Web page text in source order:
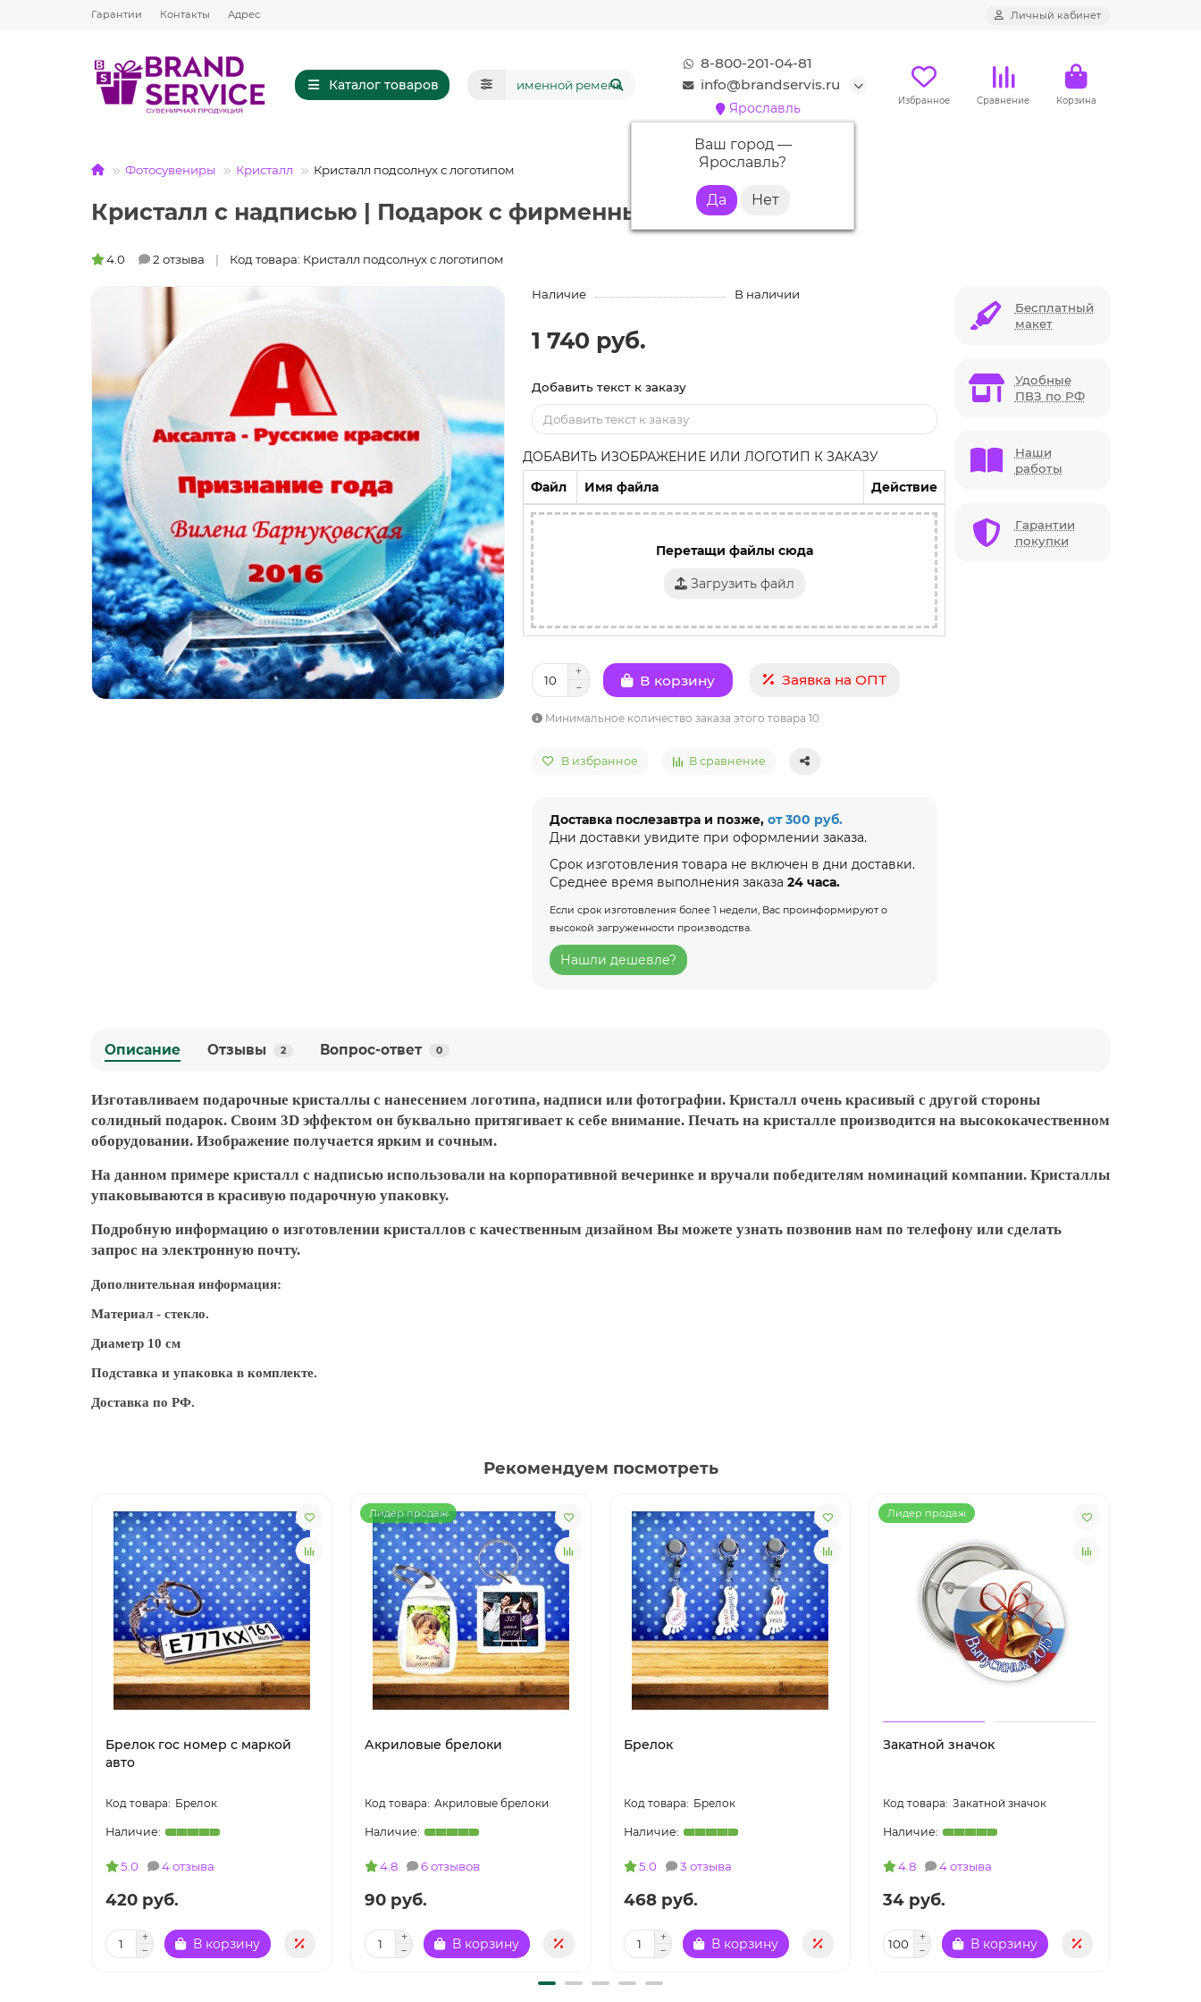
Гарантии Контакты Адрес Личный кабинет
Каталог товаров
8-800-201-04-81
info@brandservis.ru
Ярославль
Ваш город —
Ярославль?
Избранное Сравнение Корзина
Фотосувениры Кристалл Кристалл подсолнух с логотипом
Кристалл с надписью | Подарок с фирменным логотипом
4.0 2 отзыва Код товара: Кристалл подсолнух с логотипом
Наличие В наличии
1 740 руб.
Добавить текст к заказу
ДОБАВИТЬ ИЗОБРАЖЕНИЕ ИЛИ ЛОГОТИП К ЗАКАЗУ
Файл
Имя файла Действие
Перетащи файлы сюда
Загрузить файл
В корзину Заявка на ОПТ
Минимальное количество заказа этого товара 10
В избранное В сравнение
Доставка послезавтра и позже,от 300 руб.
Дни доставки увидите при оформлении заказа.
Срок изготовления товара не включен в дни доставки.
Среднее время выполнения заказа24 часа.
Если срок изготовления более 1 недели, Вас проинформируют о
высокой загруженности производства.
Нашли дешевле?
Бесплатный
макет
Удобные
ПВЗ по РФ
Наши
работы
Гарантии
покупки
Описание Отзывы 2 Вопрос-ответ 0
Изготавливаем подарочные кристаллы с нанесением логотипа, надписи или фотографии. Кристалл очень красивый с другой стороны
солидный подарок. Своим 3D эффектом он буквально притягивает к себе внимание. Печать на кристалле производится на высококачественном
оборудовании. Изображение получается ярким и сочным.
На данном примере кристалл с надписью использовали на корпоративной вечеринке и вручали победителям номинаций компании. Кристаллы
упаковываются в красивую подарочную упаковку.
Подробную информацию о изготовлении кристаллов с качественным дизайном Вы можете узнать позвонив нам по телефону или сделать
запрос на электронную почту.
Дополнительная информация:
Материал - стекло.
Диаметр 10 см
Подставка и упаковка в комплекте.
Доставка по РФ.
Рекомендуем посмотреть
Брелок гос номер с маркой
авто
Брелок
5.0 4 отзыва
420 руб.
В корзину
Лидер продаж
Акриловые брелоки
Акриловые брелоки
4.8 6 отзывов
90 руб.
В корзину
Брелок
Брелок
5.0 3 отзыва
468 руб.
В корзину
Лидер продаж
Закатной значок
Закатной значок
4.8 4 отзыва
34 руб.
В корзину